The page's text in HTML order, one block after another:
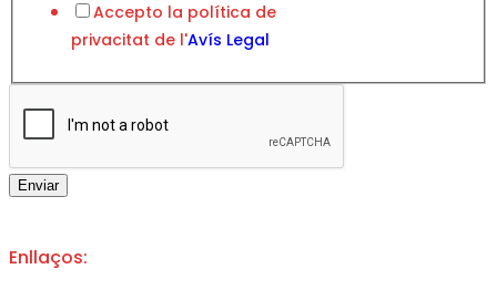
Accepto la política de
privacitat de l'Avís Legal
Enviar
Enllaços: